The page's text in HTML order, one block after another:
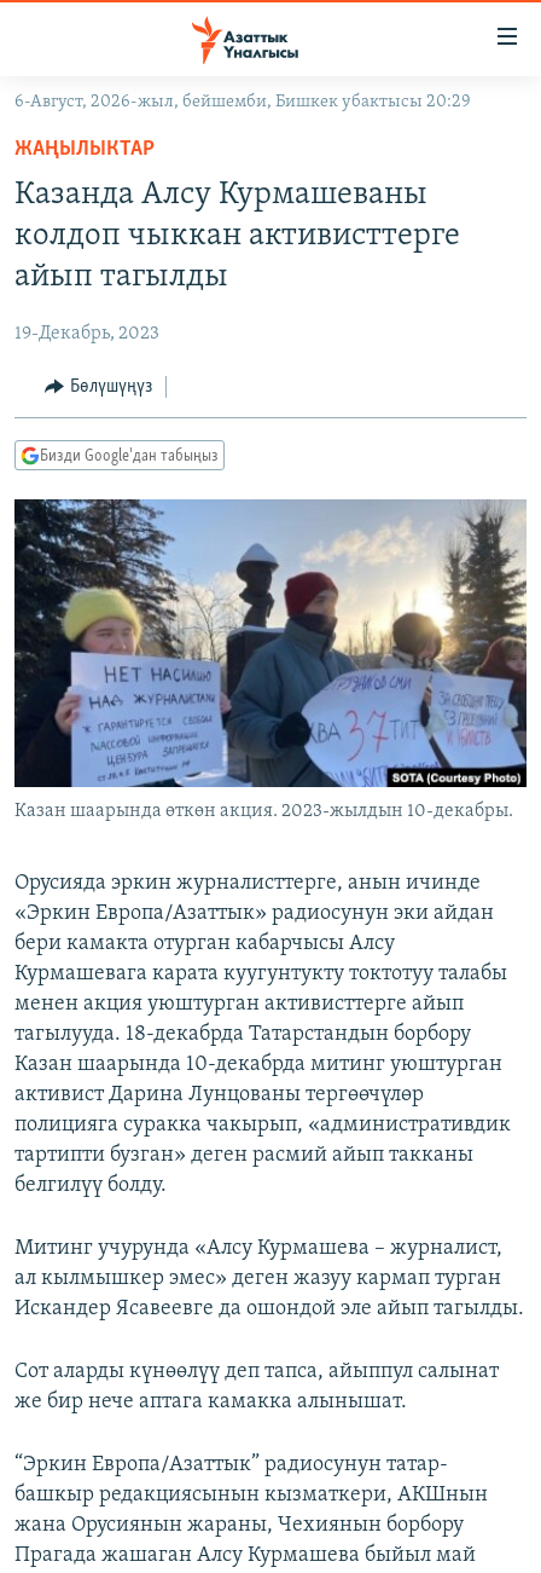
Навигацияга
өтүңүз
Издөөгө
салыңыз
САЯСАТ
МАДАНИЯТ
ДҮЙНӨ
УКРАИНА
ТВ ПРОГРАММАЛАР
БҮГҮН АЗАТТЫКТА
ДАНИСТЕ
ЭЖЕ-СИҢДИЛЕР
АЗАТТЫК+
ЫҢГАЙСЫЗ СУРООЛОР
ПОДКАСТ
Русский
ОНЛАЙН ШЕРИНЕ
ЭЕ/АРнун бардык сайттары
6-Август, 2026-жыл, бейшемби, Бишкек убактысы 20:29
ЖАҢЫЛЫКТАР
Казанда Алсу Курмашеваны
колдоп чыккан активисттерге
айып тагылды
19-Декабрь, 2023
Бөлүшүңүз
Бизди Google'дан табыңыз
Казан шаарында өткөн акция. 2023-жылдын 10-декабры.
Орусияда эркин журналисттерге, анын ичинде
«Эркин Европа/Азаттык» радиосунун эки айдан
бери камакта отурган кабарчысы Алсу
Курмашевага карата куугунтукту токтотуу талабы
менен акция уюштурган активисттерге айып
тагылууда. 18-декабрда Татарстандын борбору
Казан шаарында 10-декабрда митинг уюштурган
активист Дарина Лунцованы тергөөчүлөр
полицияга суракка чакырып, «административдик
тартипти бузган» деген расмий айып такканы
белгилүү болду.
Митинг учурунда «Алсу Курмашева – журналист,
ал кылмышкер эмес» деген жазуу кармап турган
Искандер Ясавеевге да ошондой эле айып тагылды.
Сот аларды күнөөлүү деп тапса, айыппул салынат
же бир нече аптага камакка алынышат.
“Эркин Европа/Азаттык” радиосунун татар-
башкыр редакциясынын кызматкери, АКШнын
жана Орусиянын жараны, Чехиянын борбору
Прагада жашаган Алсу Курмашева быйыл май